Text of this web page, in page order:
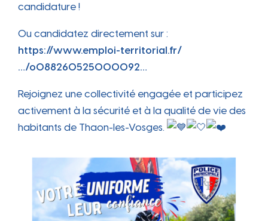
candidature !
Ou candidatez directement sur :
https://www.emploi-territorial.fr/
…/o088260525000092…
Rejoignez une collectivité engagée et participez
activement à la sécurité et à la qualité de vie des
habitants de Thaon-les-Vosges.